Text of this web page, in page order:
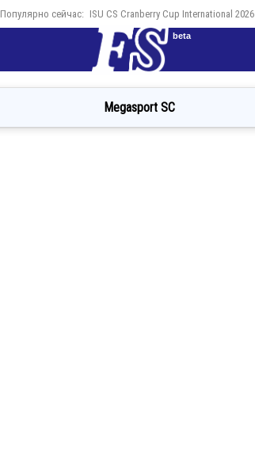
Популярно сейчас: ISU CS Cranberry Cup International 2026
beta
Megasport SC